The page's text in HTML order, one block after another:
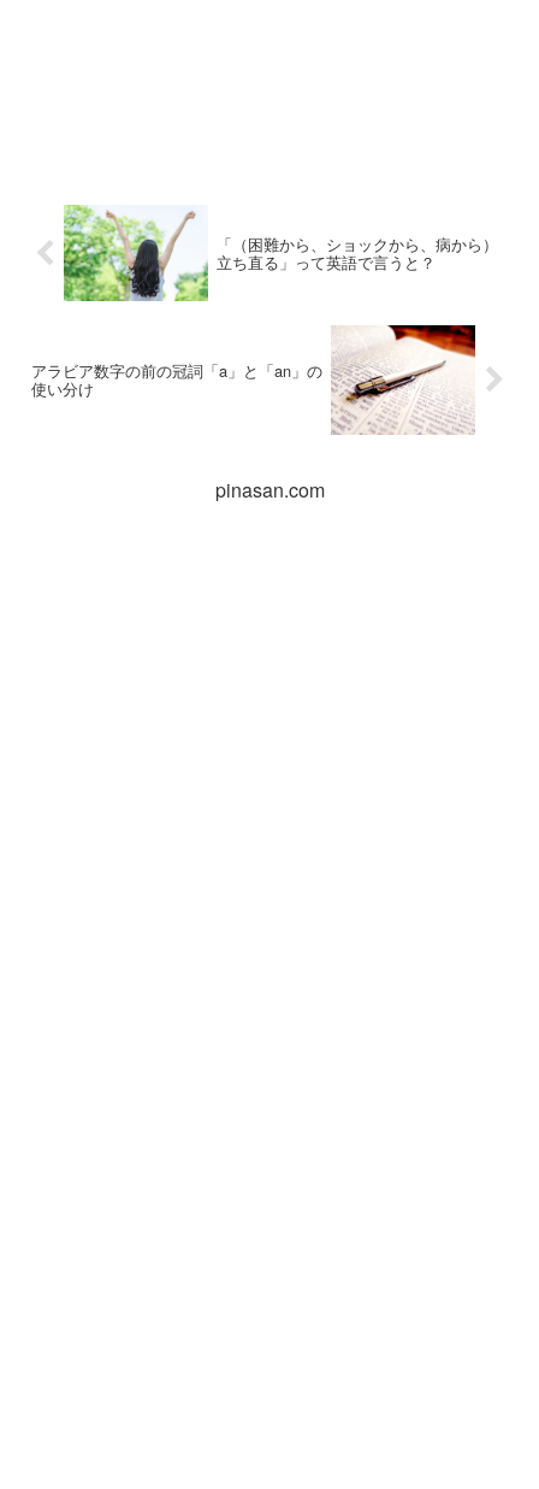
「（困難から、ショックから、病から）
立ち直る」って英語で言うと？
アラビア数字の前の冠詞「a」と「an」の
使い分け
pinasan.com